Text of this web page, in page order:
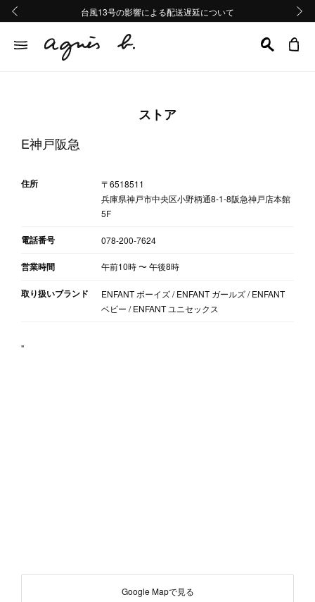
熊本地域地震の影響による配送遅延について
Summer Sale 2buy10%OFF!!
台風13号の影響による配送遅延について
熊本地域地震の影響による配送遅延について
Summer Sale 2buy10%OFF!!
ストア
E神戸阪急
住所
〒6518511
兵庫県神戸市中央区小野柄通8-1-8阪急神戸店本館
5F
電話番号 078-200‐7624
営業時間 午前10時〜午後8時
取り扱いブランド
ENFANT ボーイズ / ENFANT ガールズ / ENFANT
ベビー / ENFANT ユニセックス
"
Google Mapで見る